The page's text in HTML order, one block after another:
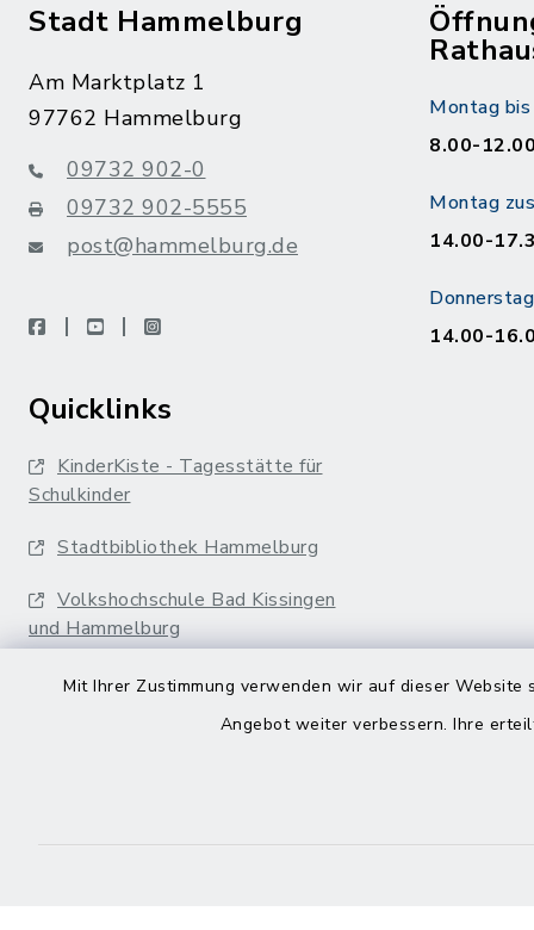
Mit Ihrer Zustimmung verwenden wir auf dieser
Angebot weiter verbessern. Ihre
Stadt Hammelburg
Am Marktplatz 1
97762 Hammelburg
09732 902-0
09732 902-5555
post@hammelburg.de
facebookyoutubeinstagram
Quicklinks
KinderKiste - Tagesstätte für
Schulkinder
Stadtbibliothek Hammelburg
Volkshochschule Bad Kissingen
und Hammelburg
Landkreis Bad Kissingen
Montag
8.00-
Montag
14.00-
14.00-